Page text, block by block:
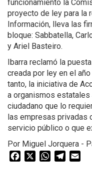
funcionamiento la
proyecto de ley para la
Información, lleva las
bloque: Sabbatella,
y Ariel Basteiro.
Ibarra reclamó la
creada por ley en el
tanto, la iniciativa de
a organismos estatales
ciudadano que lo
las empresas privadas
servicio público o que
Por Miguel Jorquera -
Facebook WhatsApp